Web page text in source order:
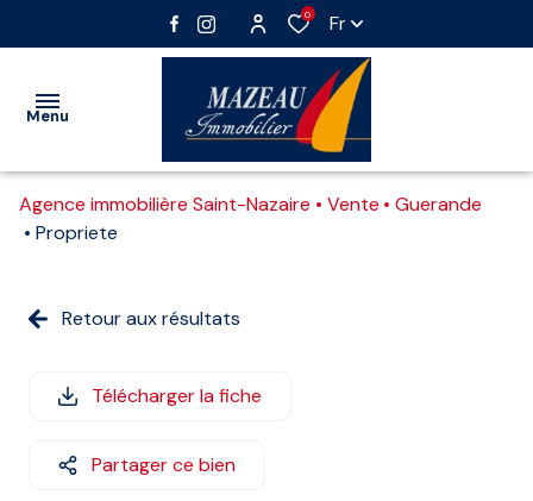
0 Fr
Menu
VENTE
biens
Vente
IMMOBILIER
immobilier
immobilier
professionnel
ESTIMATION
Agence immobilière Saint-Nazaire Vente
Guerande
Propriete
Retour aux résultats
Télécharger la fiche
Partager ce bien